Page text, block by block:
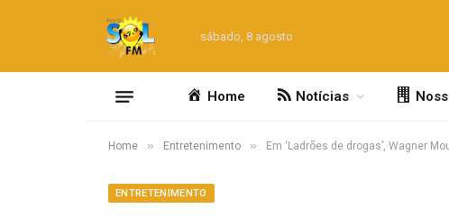
sábado, 8 agosto
Home Notícias
Home » Entretenimento » Em ‘Ladrões de drogas’, Wagner
ENTRETENIMENTO